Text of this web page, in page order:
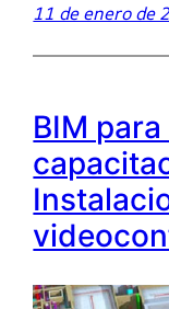
11 de enero de
BIM